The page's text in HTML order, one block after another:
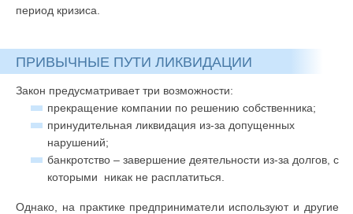
период кризиса.
ПРИВЫЧНЫЕ ПУТИ ЛИКВИДАЦИИ
Закон предусматривает три возможности:
прекращение компании по решению собственника;
принудительная ликвидация из-за допущенных
нарушений;
банкротство – завершение деятельности из-за долгов, с
которыми никак не расплатиться.
Однако, на практике предприниматели используют и другие